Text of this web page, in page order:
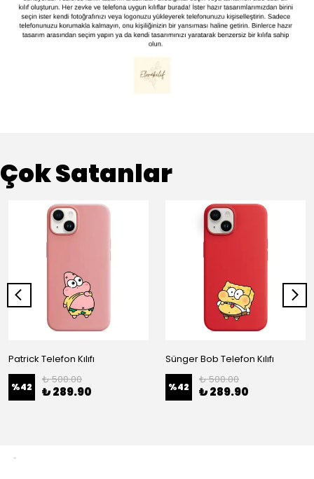
Çok Satanlar
Patrick Telefon Kılıfı
%42
₺ 500.00
₺ 289.90
Sünger Bob Telefon Kılıfı
%42
₺ 500.00
₺ 289.90